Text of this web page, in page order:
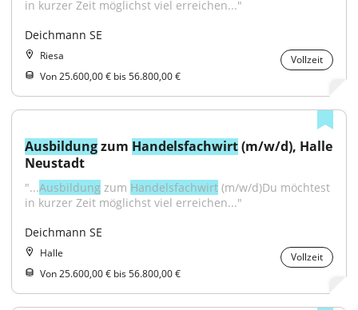
in kurzer Zeit möglichst viel erreichen..."
Deichmann SE
Riesa
Vollzeit
Von 25.600,00 € bis 56.800,00 €
Ausbildung zum Handelsfachwirt (m/w/d), Halle
Neustadt
"...Ausbildung zum Handelsfachwirt (m/w/d)Du möchtest
in kurzer Zeit möglichst viel erreichen..."
Deichmann SE
Halle
Vollzeit
Von 25.600,00 € bis 56.800,00 €